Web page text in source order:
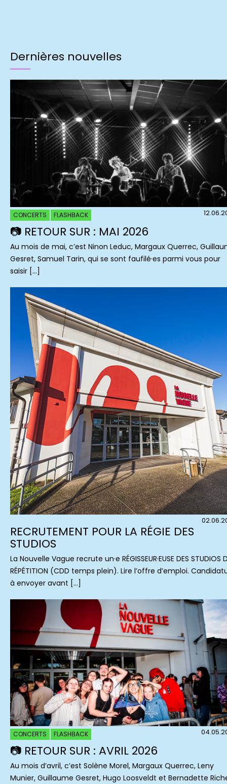
Dernières nouvelles
CONCERTS FLASHBACK
📷 RETOUR SUR : MAI 2026
Au mois de mai, c’est Ninon Leduc, Margaux Querrec,
Gesret, Samuel Tarin, qui se sont faufilé·es parmi vous pour
saisir […]
RECRUTEMENT POUR LA RÉGIE DES
STUDIOS
La Nouvelle Vague recrute un·e RÉGISSEUR·EUSE DES STUDIOS
RÉPÉTITION (CDD temps plein). Lire l’offre d’emploi.
à envoyer avant […]
CONCERTS FLASHBACK
📷 RETOUR SUR : AVRIL 2026
Au mois d’avril, c’est Solène Morel, Margaux Querrec, Leny
Munier, Guillaume Gesret, Hugo Loosveldt et Bernadette